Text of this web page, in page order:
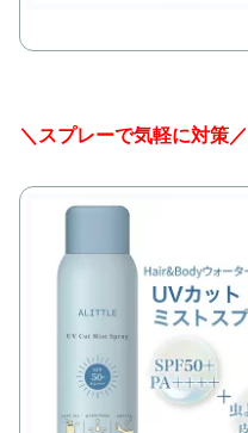
＼スプレーで気軽に対策／